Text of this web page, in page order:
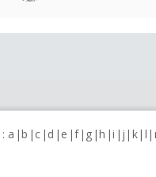
a b c d e f g h i j k l